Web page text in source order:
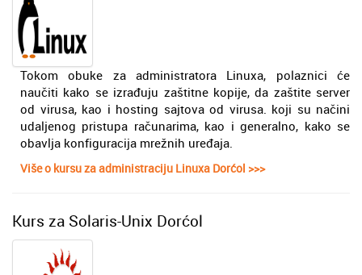
Tokom obuke za administratora Linuxa, polaznici će
naučiti kako se izrađuju zaštitne kopije, da zaštite server
od virusa, kao i hosting sajtova od virusa. koji su načini
udaljenog pristupa računarima, kao i generalno, kako se
obavlja konfiguracija mrežnih uređaja.
Više o kursu za administraciju Linuxa Dorćol >>>
Kurs za Solaris-Unix Dorćol